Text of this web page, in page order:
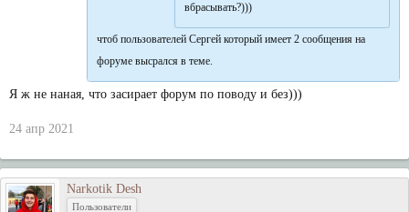
вбрасывать?)))
чтоб пользователей Сергей который имеет 2 сообщения на
форуме высрался в теме.
Я ж не наная, что засирает форум по поводу и без)))
24 апр 2021
Narkotik Desh
Пользователи